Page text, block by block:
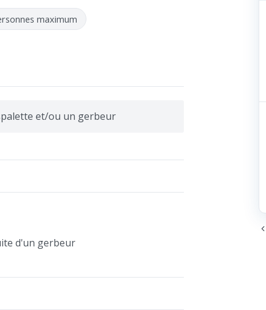
maximum
et/ou un gerbeur
d'un gerbeur